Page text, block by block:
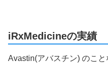
iRxMedicineの実績
Avastin(アバスチン) のこ